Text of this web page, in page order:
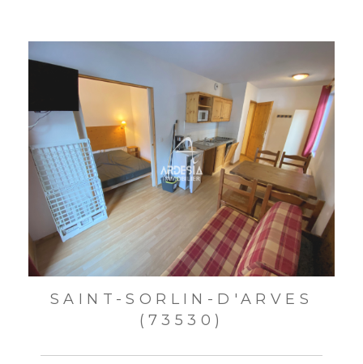
SAINT-SORLIN-D'ARVES
(73530)